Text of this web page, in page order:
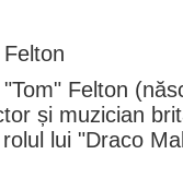
Felton
și muzician
lui "Draco